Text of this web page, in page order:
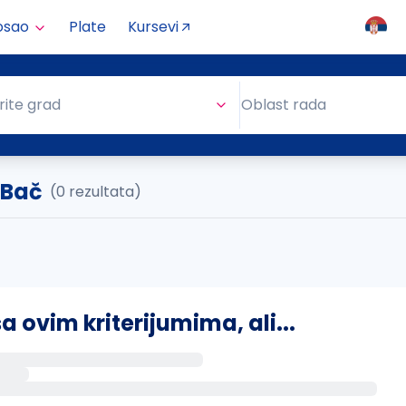
Plate Kursevi
grad Oblast rada
(0 rezultata)
ovim kriterijumima, ali...